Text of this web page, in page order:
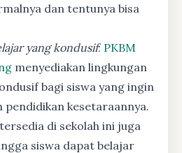
dan tentunya bisa
yang kondusif: PKBM
menyediakan lingkungan
bagi siswa yang ingin
pendidikan kesetaraannya.
di sekolah ini juga
siswa dapat belajar